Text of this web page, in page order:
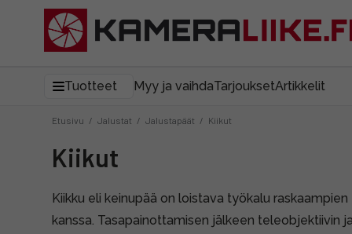
Tuotteet Myy ja vaihdaTarjouksetArtikkelit
Etusivu / Jalustat / Jalustapäät / Kiikut
Kiikut
Kiikku eli keinupää on loistava työkalu
kanssa. Tasapainottamisen jälkeen teleobjektiivin